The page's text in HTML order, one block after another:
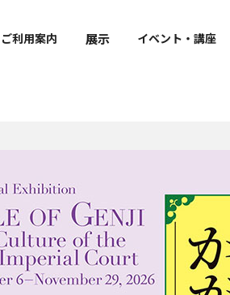
ご利用案内
ミュージアムショップ・カ
レストラン
展示 イベント・講座
博物館ディクショナリー
京博オリジナルぬりえ
グレゴリ青山の深掘り！
京博さんぽ
文化財ソムリエ
京博ものがたり